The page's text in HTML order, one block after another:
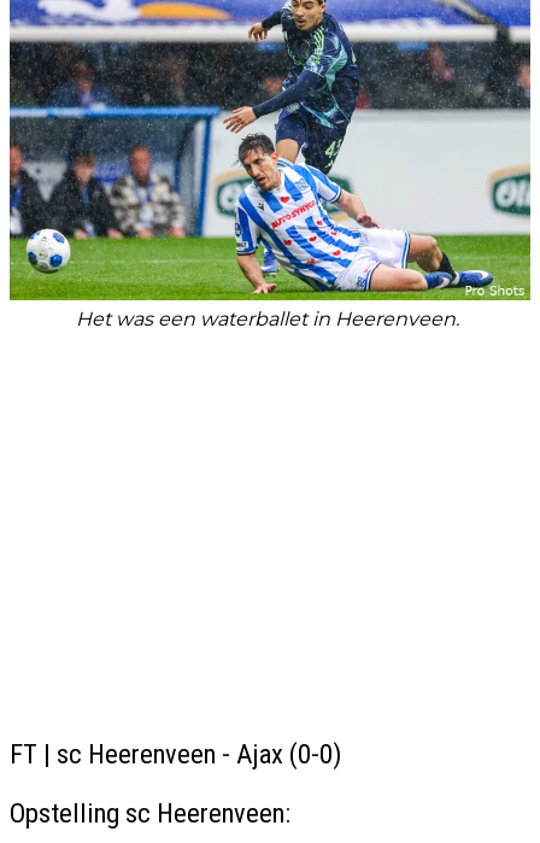
Het was een waterballet in Heerenveen.
FT | sc Heerenveen - Ajax (0-0)
Opstelling sc Heerenveen: